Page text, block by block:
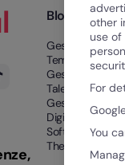
Blog
Gestione del
Tempo
Gestione del
Talento
Gestione
Digitalizzazione
Software HR
The Rocket
other
use of
For
You